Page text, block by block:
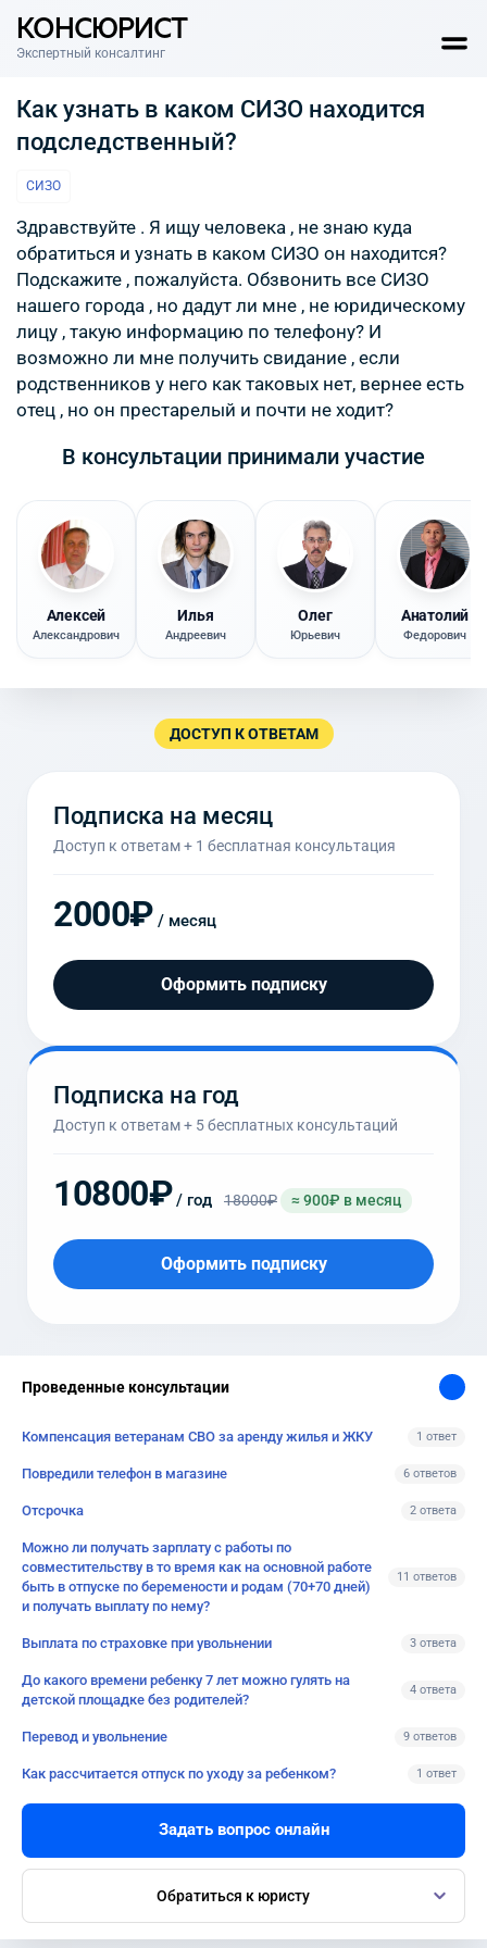
КОНСЮРИСТ
Экспертный консалтинг
Как узнать в каком СИЗО находится
подследственный?
СИЗО
Здравствуйте . Я ищу человека , не знаю куда
обратиться и узнать в каком СИЗО он находится?
Подскажите , пожалуйста. Обзвонить все СИЗО
нашего города , но дадут ли мне , не юридическому
лицу , такую информацию по телефону? И
возможно ли мне получить свидание , если
родственников у него как таковых нет, вернее есть
отец , но он престарелый и почти не ходит?
В консультации принимали участие
Алексей
Александрович
Илья
Андреевич
Олег
Юрьевич
Анатолий
Федорович
ДОСТУП К ОТВЕТАМ
Подписка на месяц
Доступ к ответам + 1 бесплатная консультация
2000₽ / месяц
Оформить подписку
Подписка на год
Доступ к ответам + 5 бесплатных консультаций
10800₽/ год 18000₽ ≈ 900₽ в месяц
Оформить подписку
Проведенные консультации
Компенсация ветеранам СВО за аренду жилья и ЖКУ 1 ответ
Повредили телефон в магазине 6 ответов
Отсрочка 2 ответа
Можно ли получать зарплату с работы по
совместительству в то время как на основной работе
быть в отпуске по беремености и родам (70+70 дней)
и получать выплату по нему?
11 ответов
Выплата по страховке при увольнении 3 ответа
До какого времени ребенку 7 лет можно гулять на
детской площадке без родителей?
4 ответа
Перевод и увольнение 9 ответов
Как рассчитается отпуск по уходу за ребенком? 1 ответ
Задать вопрос онлайн
Обратиться к юристу